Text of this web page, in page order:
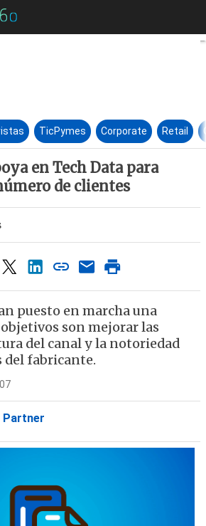
Logitech se apoya en Tech
TicPymes Corporate Retail
en Tech Data para
de clientes
puesto en marcha una
son mejorar las
del canal y la notoriedad
del fabricante.
Partner